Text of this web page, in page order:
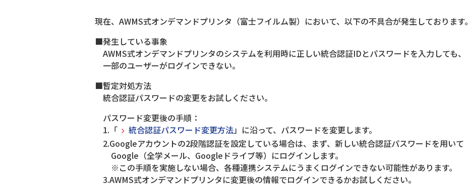
現在、AWMS式オンデマンドプリンタ（富士フイルム製）において、以下の不具合が発生しております。
■発生している事象
AWMS式オンデマンドプリンタのシステムを利用時に正しい統合認証IDとパスワードを入力しても、
一部のユーザーがログインできない。
■暫定対処方法
統合認証パスワードの変更をお試しください。
パスワード変更後の手順：
1.「
統合認証パスワード変更方法」に沿って、パスワードを変更します。
2.Googleアカウントの2段階認証を設定している場合は、まず、新しい統合認証パスワードを用いて
Google（全学メール、Googleドライブ等）にログインします。
※この手順を実施しない場合、各種連携システムにうまくログインできない可能性があります。
3.AWMS式オンデマンドプリンタに変更後の情報でログインできるかお試しください。